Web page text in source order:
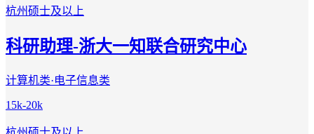
杭州硕士及以上
科研助理-浙大一知联合研究中心
计算机类·电子信息类
15k-20k